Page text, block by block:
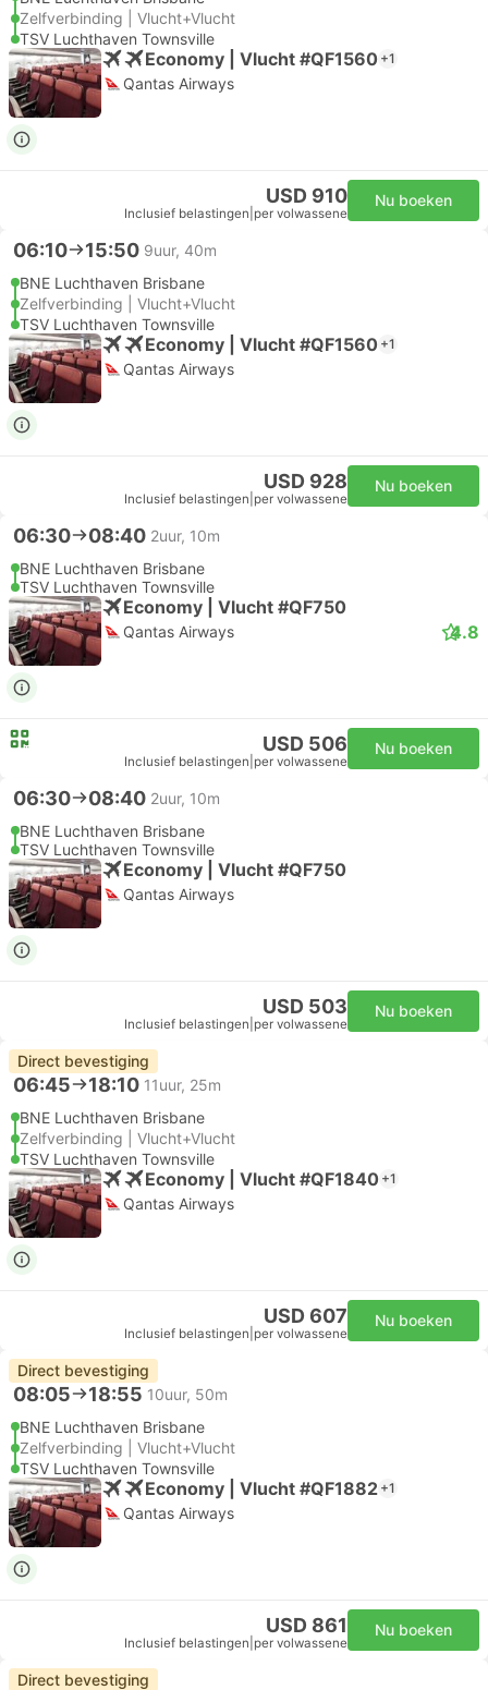
Zelfverbinding | Vlucht+Vlucht
TSV Luchthaven Townsville
Economy | Vlucht #QF1560 +1
Qantas Airways
USD 910
Inclusief belastingen per volwassene
Nu boeken
06:10 15:50 9uur, 40m
BNE Luchthaven Brisbane
Zelfverbinding | Vlucht+Vlucht
TSV Luchthaven Townsville
Economy | Vlucht #QF1560 +1
Qantas Airways
USD 928
Inclusief belastingen per volwassene
Nu boeken
06:30 08:40 2uur, 10m
BNE Luchthaven Brisbane
TSV Luchthaven Townsville
Economy | Vlucht #QF750
Qantas Airways 4.8
USD 506
Inclusief belastingen per volwassene
Nu boeken
06:30 08:40 2uur, 10m
BNE Luchthaven Brisbane
TSV Luchthaven Townsville
Economy | Vlucht #QF750
Qantas Airways
USD 503
Inclusief belastingen per volwassene
Nu boeken
Direct bevestiging
06:45 18:10 11uur, 25m
BNE Luchthaven Brisbane
Zelfverbinding | Vlucht+Vlucht
TSV Luchthaven Townsville
Economy | Vlucht #QF1840 +1
Qantas Airways
USD 607
Inclusief belastingen per volwassene
Nu boeken
Direct bevestiging
08:05 18:55 10uur, 50m
BNE Luchthaven Brisbane
Zelfverbinding | Vlucht+Vlucht
TSV Luchthaven Townsville
Economy | Vlucht #QF1882 +1
Qantas Airways
USD 861
Inclusief belastingen per volwassene
Nu boeken
Direct bevestiging